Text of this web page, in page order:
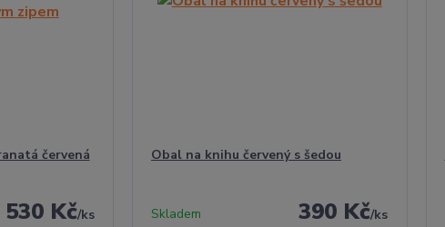
červená
530 Kč/ks
Obal na knihu červený s šedou
390 Kč/ks
Skladem